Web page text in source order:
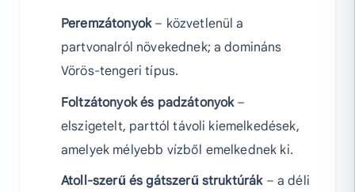
Peremzátonyok– közvetlenül a
partvonalról növekednek; a domináns
Vörös-tengeri típus.
Foltzátonyok és padzátonyok–
elszigetelt, parttól távoli kiemelkedések,
amelyek mélyebb vízből emelkednek ki.
Atoll-szerű és gátszerű struktúrák– a déli